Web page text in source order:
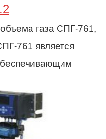
газа СПГ-761,
761 является